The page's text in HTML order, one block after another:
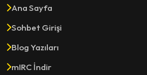
Ana Sayfa
Sohbet Girişi
Blog Yazıları
mIRC İndir